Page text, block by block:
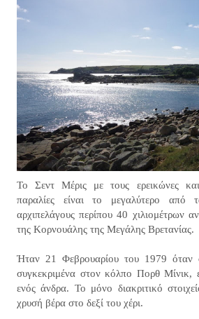
Το Σεντ Μέρις με τους ερεικώνες
παραλίες είναι το μεγαλύτερο από
αρχιπελάγους περίπου 40 χιλιομέτρων
της Κορνουάλης της Μεγάλης Βρετανίας.
Ήταν 21 Φεβρουαρίου του 1979 όταν
συγκεκριμένα στoν κόλπο Πορθ Μίνικ,
ενός άνδρα. Το μόνο διακριτικό
χρυσή βέρα στο δεξί του χέρι.